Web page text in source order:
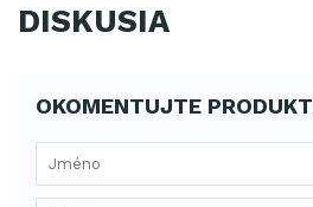
DISKUSIA
OKOMENTUJTE PRODUKT